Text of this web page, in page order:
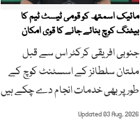
مائیک اسمتھ کو قومی ٹیسٹ ٹیم کا
بیٹنگ کوچ بنائے جانے کا قوی امکان
جنوبی افریقی کرکٹر اس سے قبل
ملتان سلطانز کے اسسٹنٹ کوچ کے
طور پر بھی خدمات انجام دے چکے ہیں
Updated 03 Aug, 2026